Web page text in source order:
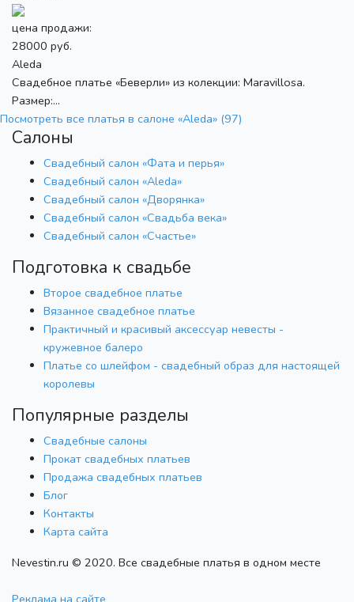
цена продажи:
28000 руб.
Aleda
Свадебное платье «Беверли» из колекции: Maravillosa.
Размер:...
Посмотреть все платья в салоне «Aleda» (97)
Салоны
Свадебный салон «Фата и перья»
Свадебный салон «Aleda»
Свадебный салон «Дворянка»
Свадебный салон «Свадьба века»
Свадебный салон «Счастье»
Подготовка к свадьбе
Второе свадебное платье
Вязанное свадебное платье
Практичный и красивый аксессуар невесты -
кружевное балеро
Платье со шлейфом - свадебный образ для настоящей
королевы
Популярные разделы
Свадебные салоны
Прокат свадебных платьев
Продажа свадебных платьев
Блог
Контакты
Карта сайта
Nevestin.ru © 2020. Все свадебные платья в одном месте
Реклама на сайте